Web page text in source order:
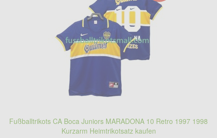
Fußballtrikots CA Boca Juniors MARADONA 10 Retro 1997 1998
Kurzarm Heimtrikotsatz kaufen